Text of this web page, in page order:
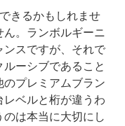
きるかもしれませ
。ランボルギーニ
ンスですが、それで
ーシブであること
プレミアムブラン
レベルと桁が違うわ
は本当に大切にし